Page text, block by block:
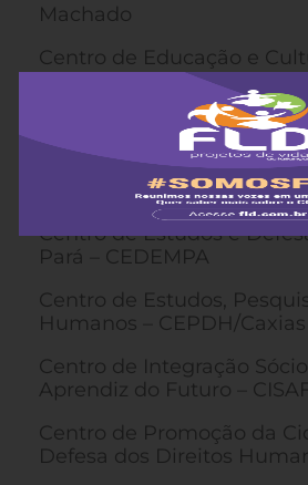
Machado
Centro de Educação e
CECUP
Centro de Estudos de
ABC – CESCO
Centro de Estudos e Ação
Centro de Estudos e
Pará – CEDEMPA
Centro de Estudos,
Humanos – CEPDH/
Centro de Integração
Aprendiz do Futuro – CISAF
Centro de Promoção da
Defesa dos Direitos